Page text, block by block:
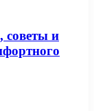
советы и